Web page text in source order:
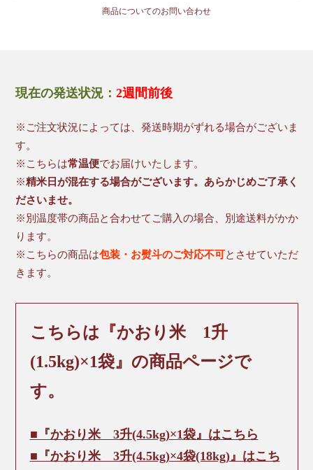
商品についてのお問い合わせ
現在の発送状況： 2週間前後
※ご注文状況によっては、発送時期がずれる場合がございま
す。
※こちらは常温便でお届けいたします。
※精米日が混在する場合がございます。あらかじめご了承く
ださいませ。
※別温度帯の商品と合わせてご購入の場合、別途送料がかか
ります。
※こちらの商品は包装・お熨斗のご対応不可とさせていただ
きます。
こちらは『かおり米 1升
(1.5kg)×1袋』の商品ページで
す。
■『かおり米 3升(4.5kg)×1袋』はこちら
■『かおり米 3升(4.5kg)×4袋(18kg)』はこち